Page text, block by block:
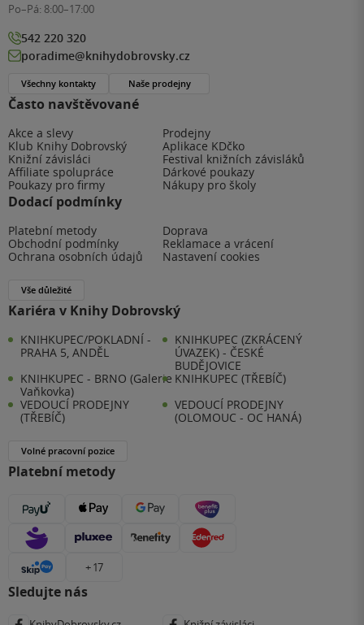
Často navštěvované
Akce a slevy
Prodejny
Klub Knihy Dobrovský
Aplikace KDčko
Knižní závisláci
Festival knižních závisláků
Affiliate spolupráce
Dárkové poukazy
Poukazy pro firmy
Nákupy pro školy
Dodací podmínky
Platební metody
Doprava
Obchodní podmínky
Reklamace a vrácení
Ochrana osobních údajů
Nastavení cookies
Vše důležité
Kariéra v Knihy Dobrovský
KNIHKUPEC/POKLADNÍ -
PRAHA 5, ANDĚL
KNIHKUPEC (ZKRÁCENÝ
ÚVAZEK) - ČESKÉ
BUDĚJOVICE
KNIHKUPEC - BRNO (Galerie
Vaňkovka)
KNIHKUPEC (TŘEBÍČ)
VEDOUCÍ PRODEJNY
(TŘEBÍČ)
VEDOUCÍ PRODEJNY
(OLOMOUC - OC HANÁ)
Volné pracovní pozice
Platební metody
+ 17
Sledujte nás
Po–Pá: 8:00–17:00
542 220 320
poradime@knihydobrovsky.cz
Všechny kontakty Naše prodejny